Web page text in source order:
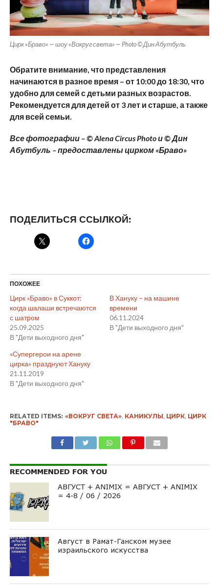
Цирк «Браво» — шоу «Вокруг света» — Photo © Дин Абутбуль
Обратите внимание, что представления
начинаются в разное время – от 10:00 до 18:30, что
удобно для семей с детьми разных возрастов.
Рекомендуется для детей от 3 лет и старше, а также
для всей семьи.
Все фотографии – © Alena Circus Photo и © Дин
Абутбуль – предоставлены цирком «Браво»
ПОДЕЛИТЬСЯ ССЫЛКОЙ:
ПОХОЖЕЕ
Цирк «Браво» в Суккот:
когда шалаши встречаются
с шатром
25.09.2025
В "Дети выходного дня"
В Хануку – на машине
времени
06.11.2024
В "Дети выходного дня"
«Супергерои на арене
цирка» празднуют Хануку
21.11.2019
В "Дети выходного дня"
RELATED ITEMS: «ВОКРУГ СВЕТА», КАНИКУЛЫ ЦИРК, ЦИРК
"БРАВО"
RECOMMENDED FOR YOU
АВГУСТ + ANIMIX = АВГУСТ + ANIMIX
= 4-8 / 06 / 2026
Август в Рамат-Ганском музее
израильского искусства